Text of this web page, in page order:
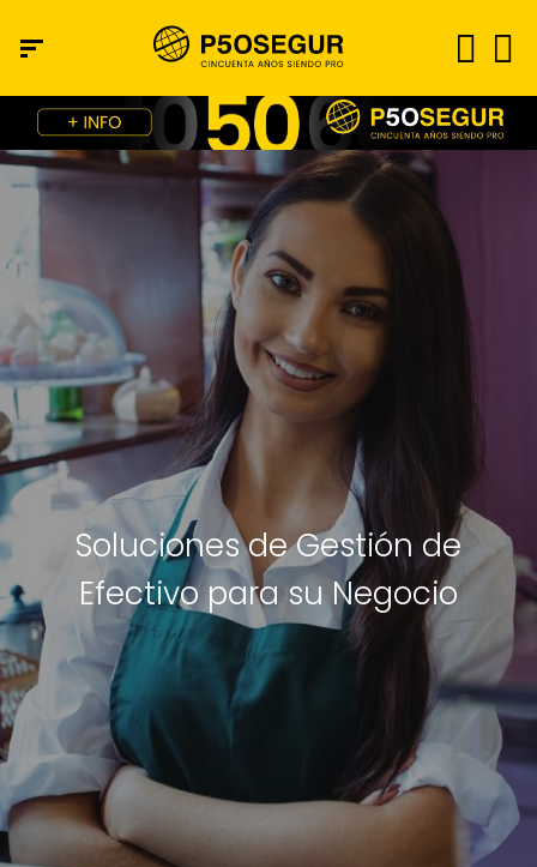
Soluciones de Gestión de
Efectivo para su Negocio